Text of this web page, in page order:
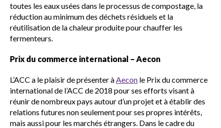
toutes les eaux usées dans le processus de compostage, la
réduction au minimum des déchets résiduels et la
réutilisation de la chaleur produite pour chauffer les
fermenteurs.
Prix du commerce international – Aecon
L’ACC a le plaisir de présenter à Aecon le Prix du commerce
international de l’ACC de 2018 pour ses efforts visant à
réunir de nombreux pays autour d’un projet et à établir des
relations futures non seulement pour ses propres intérêts,
mais aussi pour les marchés étrangers. Dans le cadre du